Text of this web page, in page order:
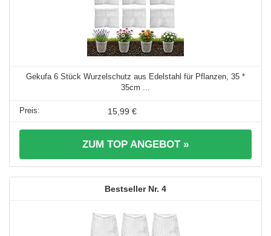
Gekufa 6 Stück Wurzelschutz aus Edelstahl für Pflanzen, 35 *
35cm ...
15,99 €
ZUM TOP ANGEBOT »
4